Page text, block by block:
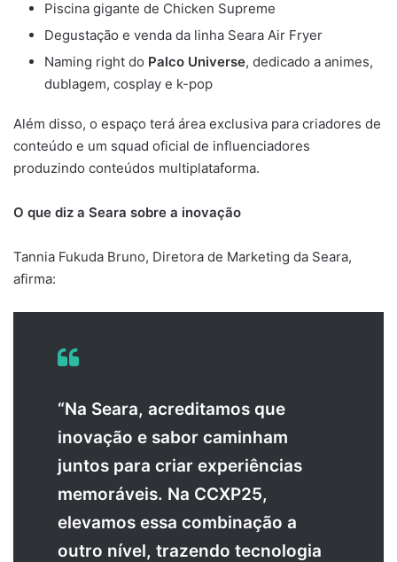
Piscina gigante de Chicken Supreme
Degustação e venda da linha Seara Air Fryer
Naming right do Palco Universe, dedicado a animes,
dublagem, cosplay e k-pop
Além disso, o espaço terá área exclusiva para criadores de
conteúdo e um squad oficial de influenciadores
produzindo conteúdos multiplataforma.
O que diz a Seara sobre a inovação
Tannia Fukuda Bruno, Diretora de Marketing da Seara,
afirma:
“Na Seara, acreditamos que
inovação e sabor caminham
juntos para criar experiências
memoráveis. Na CCXP25,
elevamos essa combinação a
outro nível, trazendo tecnologia